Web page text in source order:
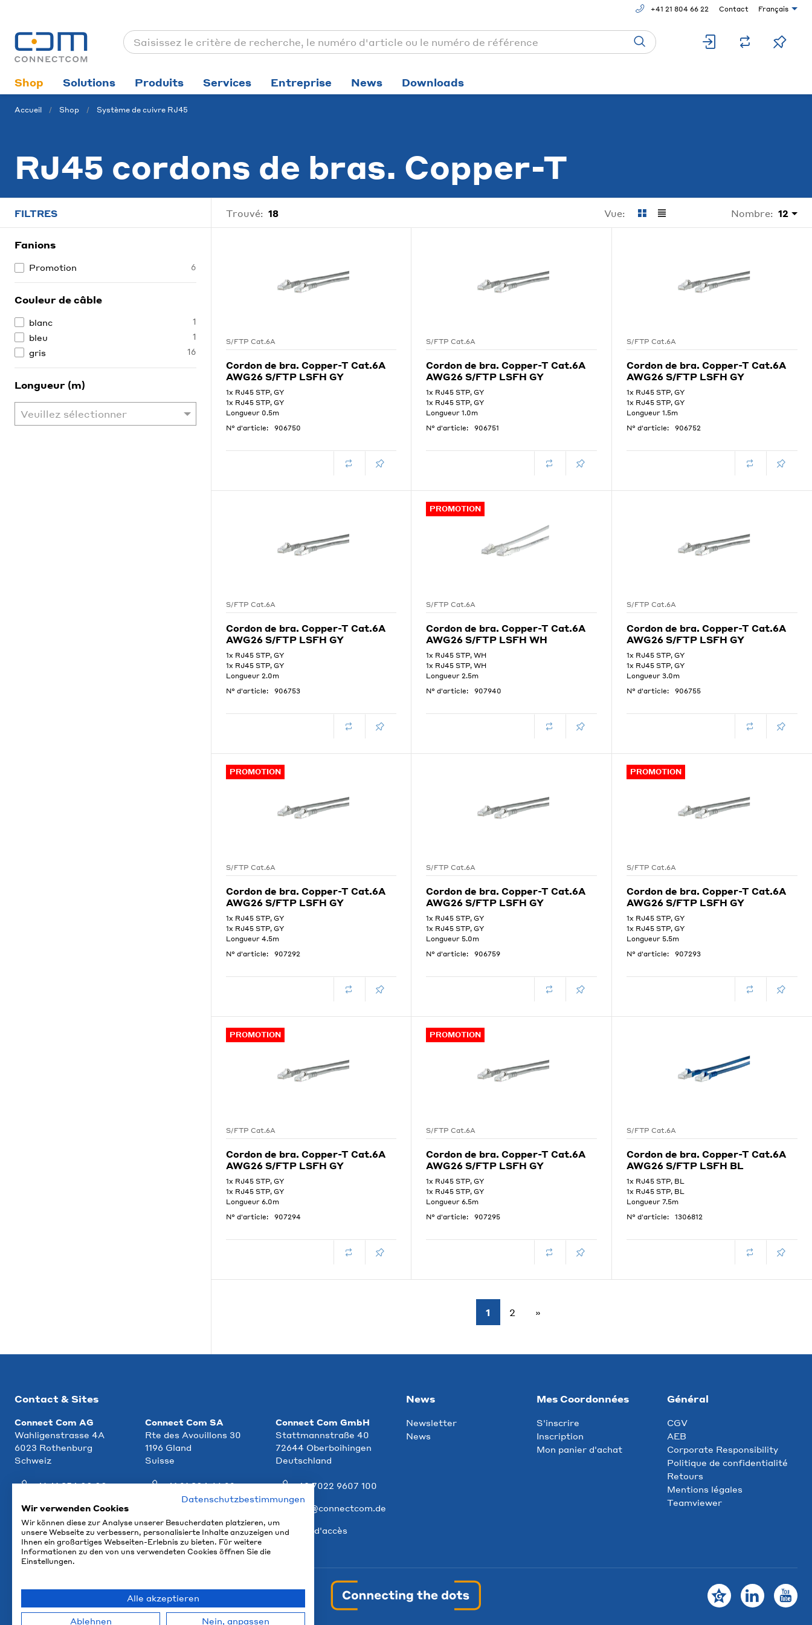
+41 21 804 66 22 Contact Français
Shop Solutions Produits Services Entreprise News Downloads
Accueil Shop Système de cuivre RJ45
RJ45 cordons de bras. Copper-T
FILTRES Trouvé: 18 Vue: Nombre: 12
Fanions
Promotion 6
Couleur de câble
blanc 1
bleu 1
gris 16
Longueur (m)
S/FTP Cat.6A
Cordon de bra. Copper-T Cat.6A
AWG26 S/FTP LSFH GY
1x RJ45 STP, GY
1x RJ45 STP, GY
Longueur 0.5m
N° d'article:
906750
S/FTP Cat.6A
Cordon de bra. Copper-T Cat.6A
AWG26 S/FTP LSFH GY
1x RJ45 STP, GY
1x RJ45 STP, GY
Longueur 1.0m
N° d'article:
906751
S/FTP Cat.6A
Cordon de bra. Copper-T Cat.6A
AWG26 S/FTP LSFH GY
1x RJ45 STP, GY
1x RJ45 STP, GY
Longueur 1.5m
N° d'article:
906752
S/FTP Cat.6A
Cordon de bra. Copper-T Cat.6A
AWG26 S/FTP LSFH GY
1x RJ45 STP, GY
1x RJ45 STP, GY
Longueur 2.0m
N° d'article:
906753
PROMOTION
S/FTP Cat.6A
Cordon de bra. Copper-T Cat.6A
AWG26 S/FTP LSFH WH
1x RJ45 STP, WH
1x RJ45 STP, WH
Longueur 2.5m
N° d'article:
907940
S/FTP Cat.6A
Cordon de bra. Copper-T Cat.6A
AWG26 S/FTP LSFH GY
1x RJ45 STP, GY
1x RJ45 STP, GY
Longueur 3.0m
N° d'article:
906755
PROMOTION
S/FTP Cat.6A
Cordon de bra. Copper-T Cat.6A
AWG26 S/FTP LSFH GY
1x RJ45 STP, GY
1x RJ45 STP, GY
Longueur 4.5m
N° d'article:
907292
S/FTP Cat.6A
Cordon de bra. Copper-T Cat.6A
AWG26 S/FTP LSFH GY
1x RJ45 STP, GY
1x RJ45 STP, GY
Longueur 5.0m
N° d'article:
906759
PROMOTION
S/FTP Cat.6A
Cordon de bra. Copper-T Cat.6A
AWG26 S/FTP LSFH GY
1x RJ45 STP, GY
1x RJ45 STP, GY
Longueur 5.5m
N° d'article:
907293
PROMOTION
S/FTP Cat.6A
Cordon de bra. Copper-T Cat.6A
AWG26 S/FTP LSFH GY
1x RJ45 STP, GY
1x RJ45 STP, GY
Longueur 6.0m
N° d'article:
907294
PROMOTION
S/FTP Cat.6A
Cordon de bra. Copper-T Cat.6A
AWG26 S/FTP LSFH GY
1x RJ45 STP, GY
1x RJ45 STP, GY
Longueur 6.5m
N° d'article:
907295
S/FTP Cat.6A
Cordon de bra. Copper-T Cat.6A
AWG26 S/FTP LSFH BL
1x RJ45 STP, BL
1x RJ45 STP, BL
Longueur 7.5m
N° d'article:
1306812
1 2
Contact & Sites
Connect Com AG
Wahligenstrasse 4A
6023 Rothenburg
Schweiz
+41 41 854 00 00
info@ccm.ch
Plan d'accès
Connect Com SA
Rte des Avouillons 30
1196 Gland
Suisse
+41 21 804 66 22
Plan d'accès
Connect Com GmbH
Stattmannstraße 40
72644 Oberboihingen
Deutschland
+49 7022 9607 100
info@connectcom.de
Plan d'accès
News
Newsletter
News
Mes Coordonnées
S'inscrire
Inscription
Mon panier d'achat
Général
CGV
AEB
Corporate Responsibility
Politique de confidentialité
Retours
Mentions légales
Teamviewer
Datenschutzbestimmungen
Wir verwenden Cookies
Wir können diese zur Analyse unserer Besucherdaten platzieren, um
unsere Webseite zu verbessern, personalisierte Inhalte anzuzeigen und
Ihnen ein großartiges Webseiten-Erlebnis zu bieten. Für weitere
Informationen zu den von uns verwendeten Cookies öffnen Sie die
Einstellungen.
Alle akzeptieren
Ablehnen Nein, anpassen